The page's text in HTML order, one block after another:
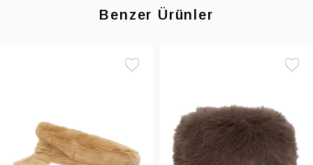
Benzer Ürünler